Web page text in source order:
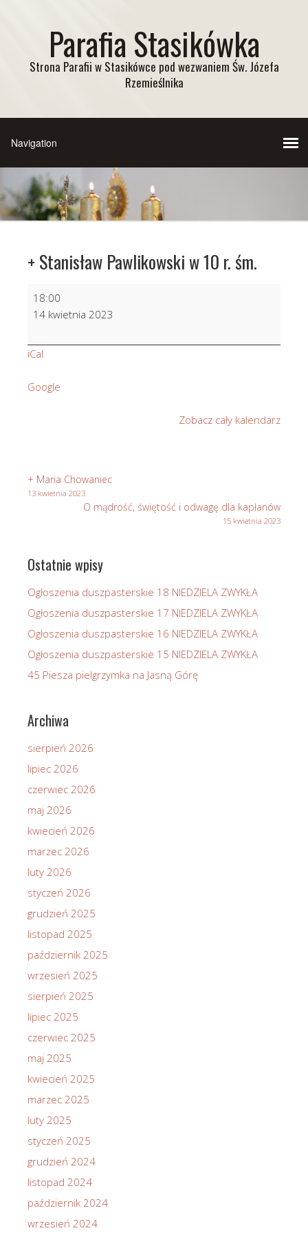
Parafia Stasikówka
Strona Parafii w Stasikówce pod wezwaniem Św. Józefa
Rzemieślnika
+ Stanisław Pawlikowski w 10 r. śm.
Stanisław
10
śm.
18:00
14 kwietnia 2023
iCal
Google
Zobacz cały kalendarz
+ Maria Chowaniec
13 kwietnia 2023
O mądrość, świętość i odwagę dla kapłanów
15 kwietnia 2023
Ostatnie wpisy
Ogłoszenia duszpasterskie 18 NIEDZIELA ZWYKŁA
Ogłoszenia duszpasterskie 17 NIEDZIELA ZWYKŁA
Ogłoszenia duszpasterskie 16 NIEDZIELA ZWYKŁA
Ogłoszenia duszpasterskie 15 NIEDZIELA ZWYKŁA
45 Piesza pielgrzymka na Jasną Górę
Archiwa
sierpień 2026
lipiec 2026
czerwiec 2026
maj 2026
kwiecień 2026
marzec 2026
luty 2026
styczeń 2026
grudzień 2025
listopad 2025
październik 2025
wrzesień 2025
sierpień 2025
lipiec 2025
czerwiec 2025
maj 2025
kwiecień 2025
marzec 2025
luty 2025
styczeń 2025
grudzień 2024
listopad 2024
październik 2024
wrzesień 2024